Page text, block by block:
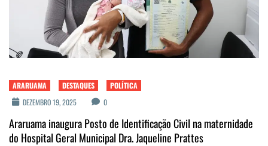
ARARUAMA DESTAQUES
POLÍTICA
DEZEMBRO 19, 2025
0
Araruama inaugura Posto de Identificação Civil na maternidade
do Hospital Geral Municipal Dra. Jaqueline Prattes